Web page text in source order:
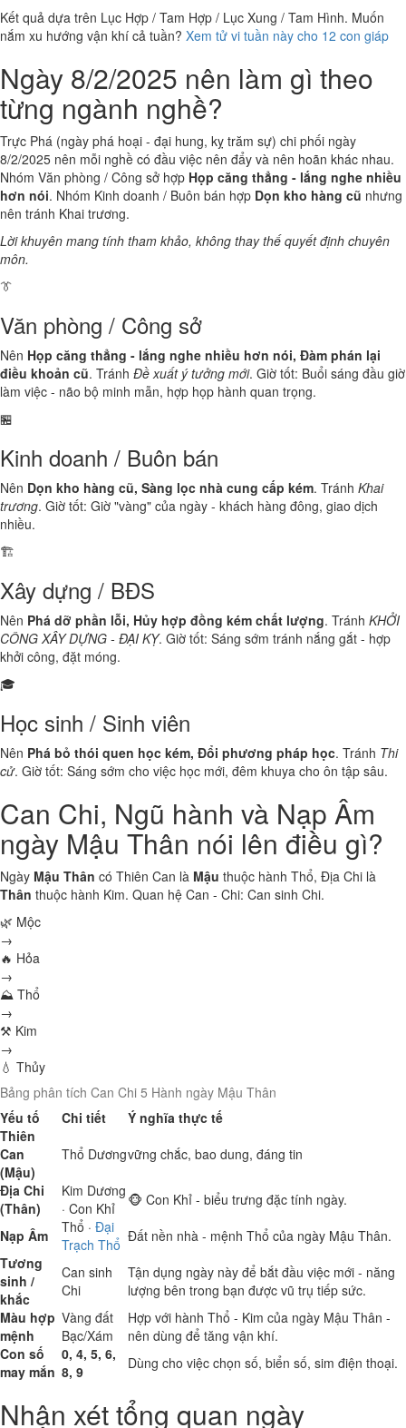
Kết quả dựa trên Lục Hợp / Tam Hợp / Lục Xung / Tam Hình. Muốn
nắm xu hướng vận khí cả tuần? Xem tử vi tuần này cho 12 con giáp
Ngày 8/2/2025 nên làm gì theo
từng ngành nghề?
Trực Phá (ngày phá hoại - đại hung, kỵ trăm sự) chi phối ngày
8/2/2025 nên mỗi nghề có đầu việc nên đẩy và nên hoãn khác nhau.
Nhóm Văn phòng / Công sở hợp Họp căng thẳng - lắng nghe nhiều
hơn nói. Nhóm Kinh doanh / Buôn bán hợp Dọn kho hàng cũ nhưng
nên tránh Khai trương.
Lời khuyên mang tính tham khảo, không thay thế quyết định chuyên
môn.
👔
Văn phòng / Công sở
Nên Họp căng thẳng - lắng nghe nhiều hơn nói, Đàm phán lại
điều khoản cũ. Tránh Đề xuất ý tưởng mới. Giờ tốt: Buổi sáng đầu giờ
làm việc - não bộ minh mẫn, hợp họp hành quan trọng.
🏪
Kinh doanh / Buôn bán
Nên Dọn kho hàng cũ, Sàng lọc nhà cung cấp kém. Tránh Khai
trương. Giờ tốt: Giờ "vàng" của ngày - khách hàng đông, giao dịch
nhiều.
🏗️
Xây dựng / BĐS
Nên Phá dỡ phần lỗi, Hủy hợp đồng kém chất lượng. Tránh KHỞI
CÔNG XÂY DỰNG - ĐẠI KỴ. Giờ tốt: Sáng sớm tránh nắng gắt - hợp
khởi công, đặt móng.
🎓
Học sinh / Sinh viên
Nên Phá bỏ thói quen học kém, Đổi phương pháp học. Tránh Thi
cử. Giờ tốt: Sáng sớm cho việc học mới, đêm khuya cho ôn tập sâu.
Can Chi, Ngũ hành và Nạp Âm
ngày Mậu Thân nói lên điều gì?
Ngày Mậu Thân có Thiên Can là Mậu thuộc hành Thổ, Địa Chi là
Thân thuộc hành Kim. Quan hệ Can - Chi: Can sinh Chi.
🌿 Mộc
→
🔥 Hỏa
→
⛰ Thổ
→
⚒ Kim
→
💧 Thủy
Bảng phân tích Can Chi 5 Hành ngày Mậu Thân
Yếu tố
Chi tiết
Ý nghĩa thực tế
Thiên
Can
(Mậu)
Thổ Dươngvững chắc, bao dung, đáng tin
Địa Chi
(Thân)
Kim Dương
· Con Khỉ
🐵 Con Khỉ - biểu trưng đặc tính ngày.
Nạp Âm
Thổ · Đại
Trạch Thổ Đất nền nhà - mệnh Thổ của ngày Mậu Thân.
Tương
sinh /
khắc
Can sinh
Chi
Tận dụng ngày này để bắt đầu việc mới - năng
lượng bên trong bạn được vũ trụ tiếp sức.
Màu hợp
mệnh
Vàng đất
Bạc/Xám
Hợp với hành Thổ - Kim của ngày Mậu Thân -
nên dùng để tăng vận khí.
Con số
may mắn
0, 4, 5, 6,
8, 9
Dùng cho việc chọn số, biển số, sim điện thoại.
Nhận xét tổng quan ngày